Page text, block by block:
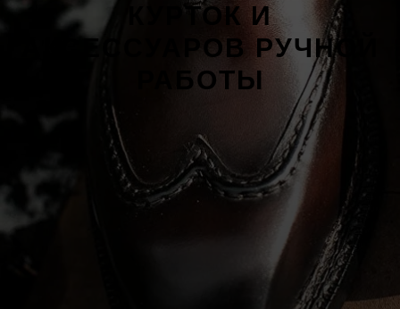
КУРТОК И
АКСЕССУАРОВ РУЧНОЙ
РАБОТЫ